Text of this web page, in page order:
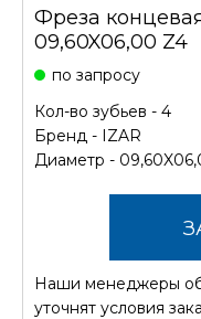
Фреза
09,60X06,00 Z4
по запросу
Кол-во зубьев - 4
Бренд - IZAR
Диаметр -
Наши менеджеры
уточнят условия